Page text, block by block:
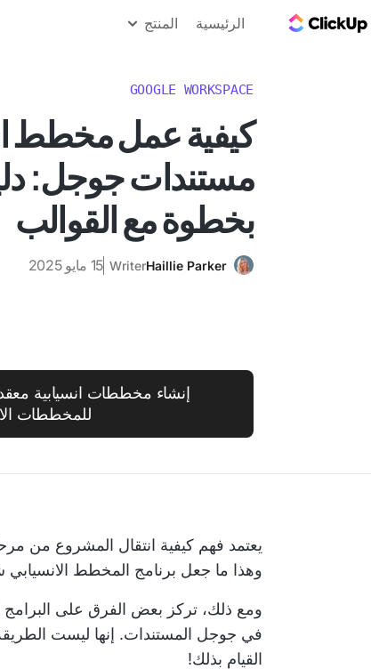
الرئيسية المنتج
GOOGLE WORKSPACE
كيفية عمل مخطط
مستندات جوجل:
بخطوة مع القوالب
Haillie Parker
Writer 15 مايو 2025
إنشاء مخططات انسيابية
للمخططات
يعتمد فهم كيفية انتقال المشروع من
وهذا ما جعل برنامج المخطط الانسيابي
ومع ذلك، تركز بعض الفرق على البرامج
في جوجل المستندات. إنها ليست
القيام بذلك!